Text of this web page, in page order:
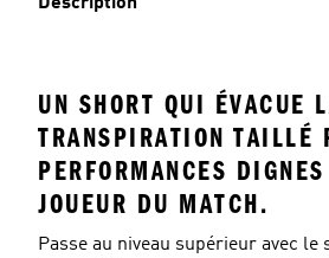
UN SHORT QUI ÉVACUE
TRANSPIRATION TAILLÉ
PERFORMANCES
JOUEUR DU MATCH.
Passe au niveau supérieur avec le